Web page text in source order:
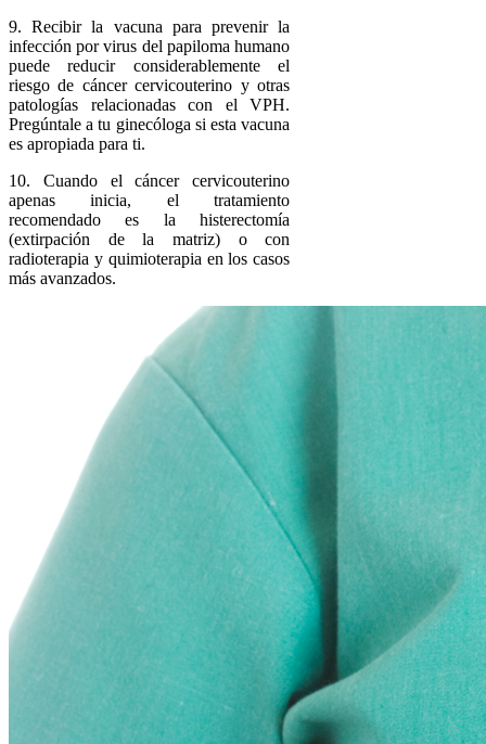
9. Recibir la vacuna para prevenir la
infección por virus del papiloma humano
puede reducir considerablemente el
riesgo de cáncer cervicouterino y otras
patologías relacionadas con el VPH.
Pregúntale a tu ginecóloga si esta vacuna
es apropiada para ti.
10. Cuando el cáncer cervicouterino
apenas inicia, el tratamiento
recomendado es la histerectomía
(extirpación de la matriz) o con
radioterapia y quimioterapia en los casos
más avanzados.